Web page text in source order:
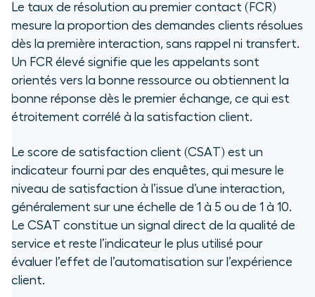
Le taux de résolution au premier contact (FCR)
mesure la proportion des demandes clients résolues
dès la première interaction, sans rappel ni transfert.
Un FCR élevé signifie que les appelants sont
orientés vers la bonne ressource ou obtiennent la
bonne réponse dès le premier échange, ce qui est
étroitement corrélé à la satisfaction client.
Le score de satisfaction client (CSAT) est un
indicateur fourni par des enquêtes, qui mesure le
niveau de satisfaction à l’issue d’une interaction,
généralement sur une échelle de 1 à 5 ou de 1 à 10.
Le CSAT constitue un signal direct de la qualité de
service et reste l’indicateur le plus utilisé pour
évaluer l’effet de l’automatisation sur l’expérience
client.